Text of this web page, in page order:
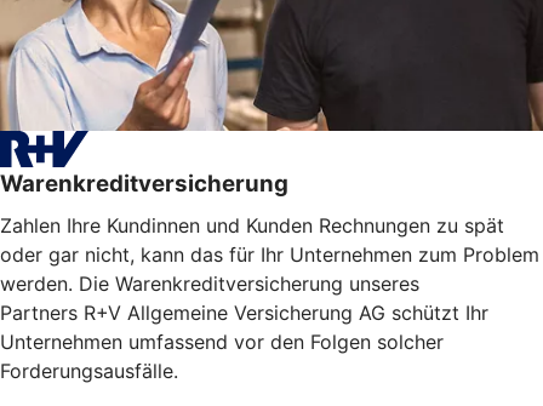
Warenkreditversicherung
Zahlen Ihre Kundinnen und Kunden Rechnungen zu spät
oder gar nicht, kann das für Ihr Unternehmen zum Problem
werden. Die Warenkreditversicherung unseres
Partners R+V Allgemeine Versicherung AG schützt Ihr
Unternehmen umfassend vor den Folgen solcher
Forderungsausfälle.